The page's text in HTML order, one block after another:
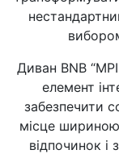
Диван BNB
елемент
забезпечити
місце шириною
відпочинок і